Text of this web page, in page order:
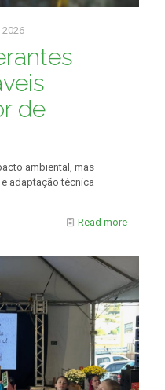
2026
de
ambiental, mas
adaptação técnica
Read more